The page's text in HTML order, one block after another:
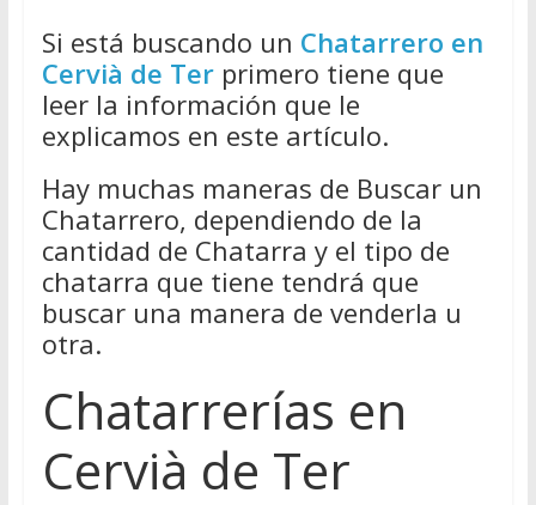
Si está buscando un Chatarrero en
Cervià de Terprimero tiene que
leer la información que le
explicamos en este artículo.
Hay muchas maneras de Buscar un
Chatarrero, dependiendo de la
cantidad de Chatarra y el tipo de
chatarra que tiene tendrá que
buscar una manera de venderla u
otra.
Chatarrerías en
Cervià de Ter